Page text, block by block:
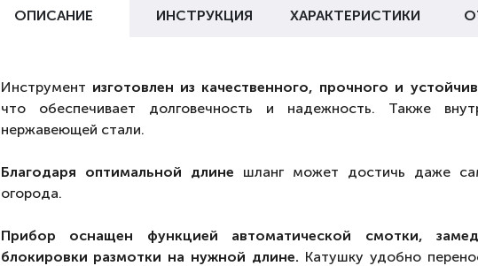
ОПИСАНИЕ ИНСТРУКЦИЯ ХАРАКТЕРИСТИКИ
Инструмент изготовлен из качественного, прочного и
что обеспечивает долговечность и надежность. Также
нержавеющей стали.
Благодаря оптимальной длине шланг может достичь даже
огорода.
Прибор оснащен функцией автоматической смотки,
блокировки размотки на нужной длине. Катушку удобно